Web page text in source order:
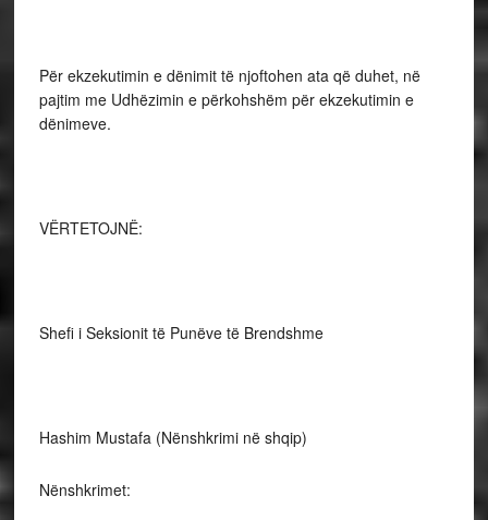
Për ekzekutimin e dënimit të njoftohen ata që duhet, në
pajtim me Udhëzimin e përkohshëm për ekzekutimin e
dënimeve.
VËRTETOJNË:
Shefi i Seksionit të Punëve të Brendshme
Hashim Mustafa (Nënshkrimi në shqip)
Nënshkrimet: